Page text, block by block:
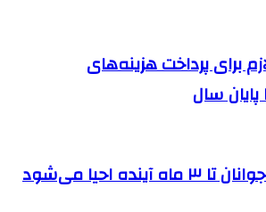
برای پرداخت هزینه‌های
پایان سال
احیا می‌شود